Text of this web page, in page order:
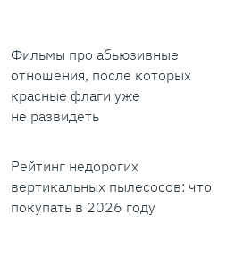
Фильмы про абьюзивные
отношения, после которых
красные флаги уже
не развидеть
Рейтинг недорогих
вертикальных пылесосов: что
покупать в 2026 году